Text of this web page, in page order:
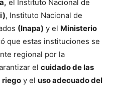
el Instituto Nacional de
, Instituto Nacional de
(Inapa) y el Ministerio
que estas instituciones se
regional por la
el cuidado de las
riego y el uso adecuado del